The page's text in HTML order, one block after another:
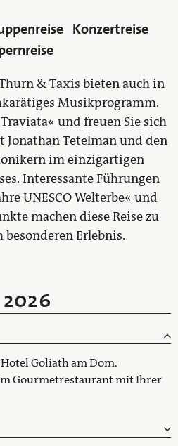
Konzertreise
& Taxis bieten auch in
Musikprogramm.
und freuen Sie sich
Jonathan Tetelman und den
im einzigartigen
Interessante Führungen
UNESCO Welterbe« und
machen diese Reise zu
Erlebnis.
Goliath am Dom.
Gourmetrestaurant mit Ihrer